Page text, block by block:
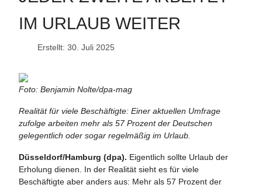
IM URLAUB WEITER
Erstellt: 30. Juli 2025
Foto: Benjamin Nolte/dpa-mag
Realität für viele Beschäftigte: Einer aktuellen Umfrage
zufolge arbeiten mehr als 57 Prozent der Deutschen
gelegentlich oder sogar regelmäßig im Urlaub.
Düsseldorf/Hamburg (dpa). Eigentlich sollte Urlaub der
Erholung dienen. In der Realität sieht es für viele
Beschäftigte aber anders aus: Mehr als 57 Prozent der